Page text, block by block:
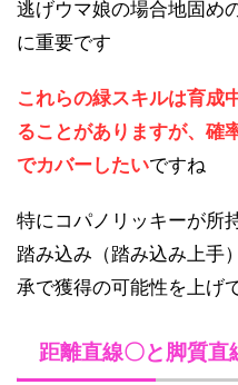
逃げウマ娘の場合地固め
に重要です
これらの緑スキルは育成
ることがありますが、確
でカバーしたいですね
特にコパノリッキーが所
踏み込み（踏み込み上手
承で獲得の可能性を上げ
距離直線〇と脚質直